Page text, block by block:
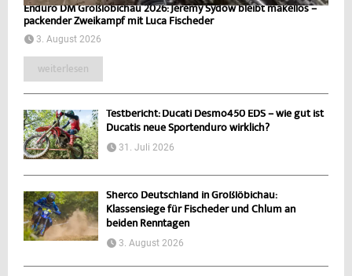
Enduro DM Großlöbichau 2026: Jeremy Sydow bleibt makellos –
packender Zweikampf mit Luca Fischeder
3. August 2026
weiterlesen
Testbericht: Ducati Desmo450 EDS – wie gut ist
Ducatis neue Sportenduro wirklich?
31. Juli 2026
Sherco Deutschland in Großlöbichau:
Klassensiege für Fischeder und Chlum an
beiden Renntagen
3. August 2026